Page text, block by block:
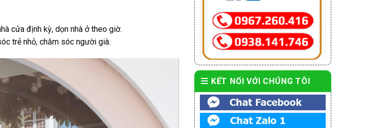
cửa định kỳ, dọn nhà ở theo giờ.
trẻ nhỏ, chăm sóc người già.
KẾT NỐI VỚI CHÚNG TÔI